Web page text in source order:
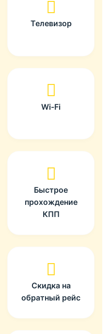
Телевизор
Wi-Fi
Быстрое
прохождение
КПП
Скидка на
обратный рейс